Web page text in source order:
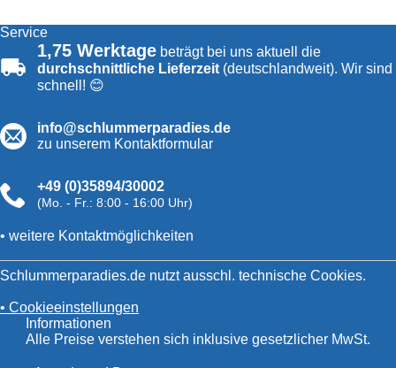
Service
1,75 Werktage beträgt bei uns aktuell die
durchschnittliche Lieferzeit (deutschlandweit). Wir sind
schnell! 😊
info@schlummerparadies.de
zu unserem Kontaktformular
+49 (0)35894/30002
(Mo. - Fr.: 8:00 - 16:00 Uhr)
• weitere Kontaktmöglichkeiten
Schlummerparadies.de nutzt ausschl. technische Cookies.
• Cookieeinstellungen
Informationen
Alle Preise verstehen sich inklusive gesetzlicher MwSt.